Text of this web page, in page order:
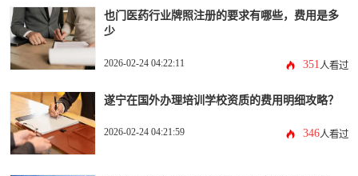
也门医药行业牌照注册的要求有哪些，费用是多
少
2026-02-24 04:22:11 351人看过
遂宁在国外办理培训学校资质的费用明细攻略？
2026-02-24 04:21:59 346人看过